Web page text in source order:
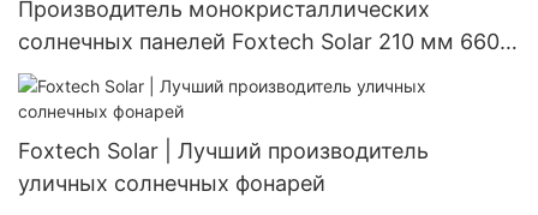
Производитель монокристаллических
солнечных панелей Foxtech Solar 210 мм 660
Вт 670 Вт, разделенных на части, 132 ячейки.
Foxtech Solar | Лучший производитель
уличных солнечных фонарей